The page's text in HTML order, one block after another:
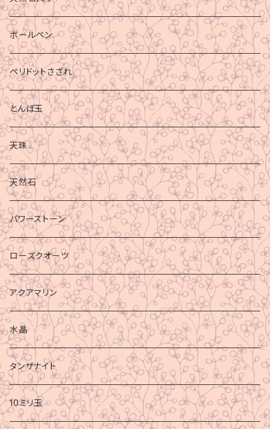
ボールペン
ペリドットさざれ
とんぼ玉
天珠
天然石
パワーストーン
ローズクオーツ
アクアマリン
水晶
タンザナイト
10ミリ玉